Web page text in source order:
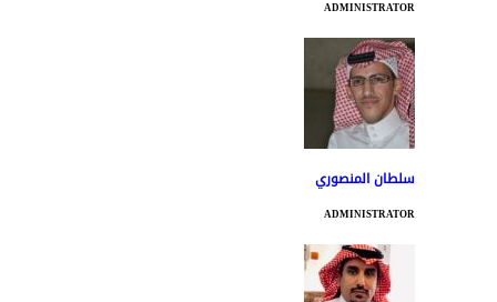
ADMINISTRATOR
سلطان المنصوري
ADMINISTRATOR